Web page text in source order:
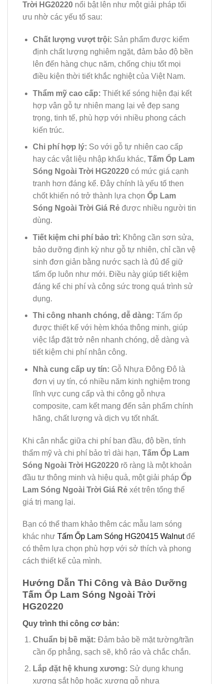
Trời HG20220 nổi bật lên như một giải pháp tối
ưu nhờ các yếu tố sau:
Chất lượng vượt trội: Sản phẩm được kiểm
định chất lượng nghiêm ngặt, đảm bảo độ bền
lên đến hàng chục năm, chống chịu tốt mọi
điều kiện thời tiết khắc nghiệt của Việt Nam.
Thẩm mỹ cao cấp: Thiết kế sóng hiện đại kết
hợp vân gỗ tự nhiên mang lại vẻ đẹp sang
trọng, tinh tế, phù hợp với nhiều phong cách
kiến trúc.
Chi phí hợp lý: So với gỗ tự nhiên cao cấp
hay các vật liệu nhập khẩu khác, Tấm Ốp Lam
Sóng Ngoài Trời HG20220có mức giá cạnh
tranh hơn đáng kể. Đây chính là yếu tố then
chốt khiến nó trở thành lựa chọn Ốp Lam
Sóng Ngoài Trời Giá Rẻđược nhiều người tin
dùng.
Tiết kiệm chi phí bảo trì: Không cần sơn sửa,
bảo dưỡng định kỳ như gỗ tự nhiên, chỉ cần vệ
sinh đơn giản bằng nước sạch là đủ để giữ
tấm ốp luôn như mới. Điều này giúp tiết kiệm
đáng kể chi phí và công sức trong quá trình sử
dụng.
Thi công nhanh chóng, dễ dàng: Tấm ốp
được thiết kế với hèm khóa thông minh, giúp
việc lắp đặt trở nên nhanh chóng, dễ dàng và
tiết kiệm chi phí nhân công.
Nhà cung cấp uy tín: Gỗ Nhựa Đông Đô là
đơn vị uy tín, có nhiều năm kinh nghiệm trong
lĩnh vực cung cấp và thi công gỗ nhựa
composite, cam kết mang đến sản phẩm chính
hãng, chất lượng và dịch vụ tốt nhất.
Khi cân nhắc giữa chi phí ban đầu, độ bền, tính
thẩm mỹ và chi phí bảo trì dài hạn, Tấm Ốp Lam
Sóng Ngoài Trời HG20220 rõ ràng là một khoản
đầu tư thông minh và hiệu quả, một giải pháp Ốp
Lam Sóng Ngoài Trời Giá Rẻ xét trên tổng thể
giá trị mang lại.
Bạn có thể tham khảo thêm các mẫu lam sóng
khác như Tấm Ốp Lam Sóng HG20415 Walnutđể
có thêm lựa chọn phù hợp với sở thích và phong
cách thiết kế của mình.
Hướng Dẫn Thi Công và Bảo Dưỡng
Tấm Ốp Lam Sóng Ngoài Trời
HG20220
Quy trình thi công cơ bản:
Chuẩn bị bề mặt: Đảm bảo bề mặt tường/trần
cần ốp phẳng, sạch sẽ, khô ráo và chắc chắn.
Lắp đặt hệ khung xương: Sử dụng khung
xương sắt hộp hoặc xương gỗ nhựa